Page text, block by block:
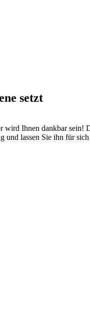
setzt
Ihnen dankbar sein!
und lassen Sie ihn für